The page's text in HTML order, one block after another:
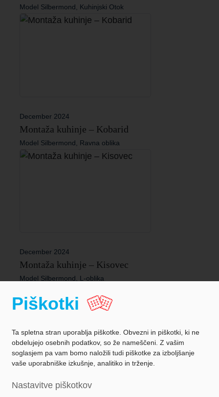
Model Silbermond, Kuhinjski Otok
December 2024
Montaža kuhinje – Kobarid
Model Silbermond, Ravna oblika
December 2024
Montaža kuhinje – Kisovec
Model Silbermond, L-oblika
Podatki o podjetju
Piškotki
Ta spletna stran uporablja piškotke. Obvezni in piškotki, ki ne
obdelujejo osebnih podatkov, so že nameščeni. Z vašim
soglasjem pa vam bomo naložili tudi piškotke za izboljšanje
vaše uporabniške izkušnje, analitiko in trženje.
Nastavitve piškotkov